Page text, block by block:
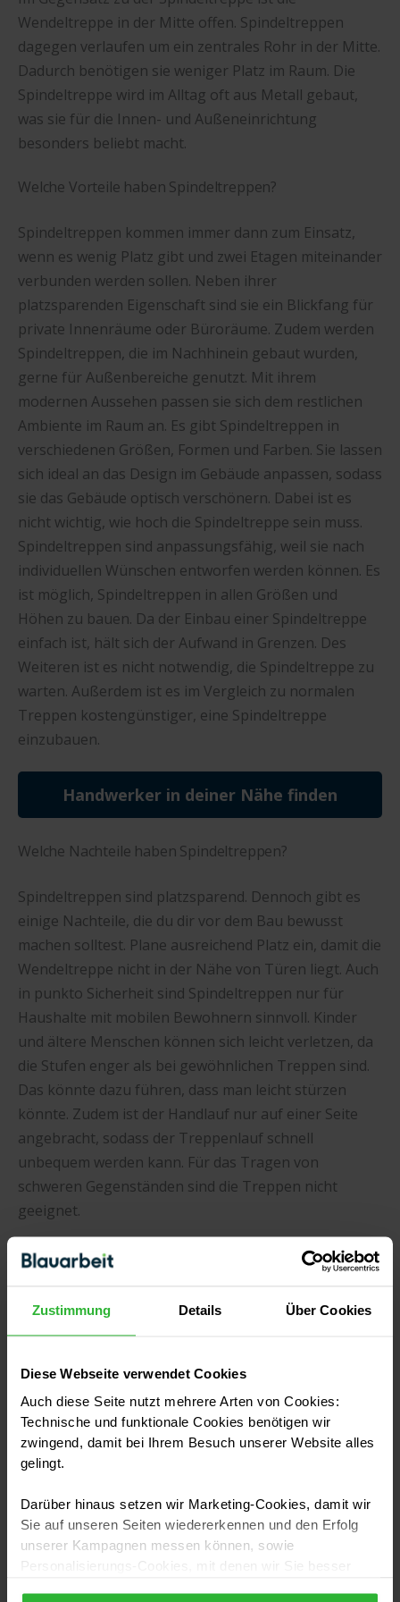
Zustimmung Details Über Cookies
Diese Webseite verwendet Cookies
Auch diese Seite nutzt mehrere Arten von Cookies:
Technische und funktionale Cookies benötigen wir
zwingend, damit bei Ihrem Besuch unserer Website alles
gelingt.
Darüber hinaus setzen wir Marketing-Cookies, damit wir
Sie auf unseren Seiten wiedererkennen und den Erfolg
unserer Kampagnen messen können, sowie
Personalisierungs-Cookies, mit denen wir Sie besser
Wendeltreppe in der Mitte offen. Spindeltreppen
dagegen verlaufen um ein zentrales Rohr in der Mitte.
Dadurch benötigen sie weniger Platz im Raum. Die
Spindeltreppe wird im Alltag oft aus Metall gebaut,
was sie für die Innen- und Außeneinrichtung
besonders beliebt macht.
Welche Vorteile haben Spindeltreppen?
Spindeltreppen kommen immer dann zum Einsatz,
wenn es wenig Platz gibt und zwei Etagen miteinander
verbunden werden sollen. Neben ihrer
platzsparenden Eigenschaft sind sie ein Blickfang für
private Innenräume oder Büroräume. Zudem werden
Spindeltreppen, die im Nachhinein gebaut wurden,
gerne für Außenbereiche genutzt. Mit ihrem
modernen Aussehen passen sie sich dem restlichen
Ambiente im Raum an. Es gibt Spindeltreppen in
verschiedenen Größen, Formen und Farben. Sie lassen
sich ideal an das Design im Gebäude anpassen, sodass
sie das Gebäude optisch verschönern. Dabei ist es
nicht wichtig, wie hoch die Spindeltreppe sein muss.
Spindeltreppen sind anpassungsfähig, weil sie nach
individuellen Wünschen entworfen werden können. Es
ist möglich, Spindeltreppen in allen Größen und
Höhen zu bauen. Da der Einbau einer Spindeltreppe
einfach ist, hält sich der Aufwand in Grenzen. Des
Weiteren ist es nicht notwendig, die Spindeltreppe zu
warten. Außerdem ist es im Vergleich zu normalen
Treppen kostengünstiger, eine Spindeltreppe
einzubauen.
Handwerker in deiner Nähe finden
Welche Nachteile haben Spindeltreppen?
Spindeltreppen sind platzsparend. Dennoch gibt es
einige Nachteile, die du dir vor dem Bau bewusst
machen solltest. Plane ausreichend Platz ein, damit die
Wendeltreppe nicht in der Nähe von Türen liegt. Auch
in punkto Sicherheit sind Spindeltreppen nur für
Haushalte mit mobilen Bewohnern sinnvoll. Kinder
und ältere Menschen können sich leicht verletzen, da
die Stufen enger als bei gewöhnlichen Treppen sind.
Das könnte dazu führen, dass man leicht stürzen
könnte. Zudem ist der Handlauf nur auf einer Seite
angebracht, sodass der Treppenlauf schnell
unbequem werden kann. Für das Tragen von
schweren Gegenständen sind die Treppen nicht
geeignet.
Muss ich für eine Wendeltreppe einen Bauantrag
Spindeltreppen in privaten Innenräumen benötigst du
keineBaugenehmigung. Anders sieht es aus, wenn
die Spindeltreppe in Gebäuden errichtet wird, die
unter Denkmalschutz stehen. Es ist ratsam, sich vor
der Planung bei der Behörde für Denkmalschutz in
einer Spindeltreppe im Außenbereich eines Gebäudes
ist es notwendig, einen Bauantrag zu stellen.
Handwerker in deiner Nähe finden